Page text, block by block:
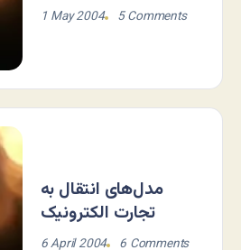
1 May 2004 5 Comments
مدل‌های انتقال به
تجارت الکترونیک
6 April 2004 6 Comments